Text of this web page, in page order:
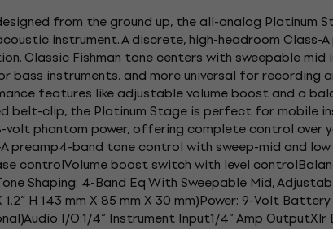
from the ground up, the all-analog Platinum
instrument. A discrete, high-headroom
Classic Fishman tone centers with sweepable
bass instruments, and more universal for recording
features like adjustable volume boost and a
belt-clip, the Platinum Stage is perfect for mobile
volt phantom power, offering complete control over
preamp4-band tone control with sweep-mid and
controlVolume boost switch with level
Shaping: 4-Band Eq With Sweepable Mid,
1.2” H 143 mm X 85 mm X 30 mm)Power: 9-Volt
I/O:1/4” Instrument Input1/4” Amp